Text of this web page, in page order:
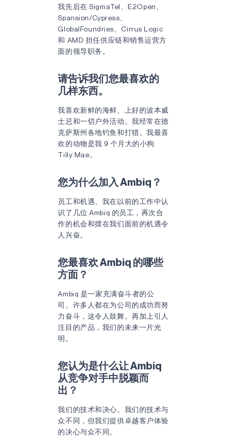
我先后在 SigmaTel、E2Open、
Spansion/Cypress、
GlobalFoundries、Cirrus Logic
和 AMD 担任供应链和销售运营方
面的领导职务。
请告诉我们您最喜欢的
几样东西。
我喜欢新鲜的海鲜、上好的波本威
士忌和一切户外活动。我经常在德
克萨斯州各地钓鱼和打猎。我最喜
欢的动物是我 9 个月大的小狗
Tilly Mae。
您为什么加入 Ambiq？
员工和机遇。我在以前的工作中认
识了几位 Ambiq 的员工，再次合
作的机会和摆在我们面前的机遇令
人兴奋。
您最喜欢 Ambiq 的哪些
方面？
Ambiq 是一家充满奋斗者的公
司。许多人都在为公司的成功而努
力奋斗，这令人鼓舞。再加上引人
注目的产品，我们的未来一片光
明。
您认为是什么让 Ambiq
从竞争对手中脱颖而
出？
我们的技术和决心。我们的技术与
众不同，但我们提供卓越客户体验
的决心与众不同。